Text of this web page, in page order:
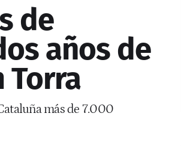
de
años de
Torra
más de 7.000